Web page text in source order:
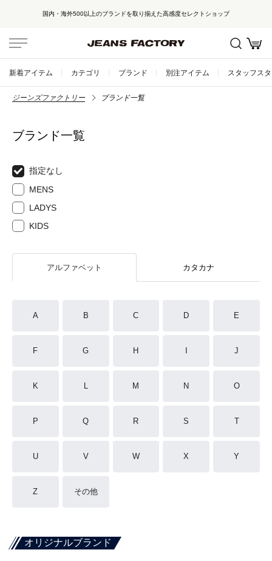
国内・海外500以上のブランドを取り揃えた高感度セレクトショップ
新着アイテム カテゴリ ブランド 別注アイテム スタッフス
ジーンズファクトリー ブランド一覧
ブランド一覧
指定なし
MENS
LADYS
KIDS
アルファベット カタカナ
A B C D E
F G H J
K L M N O
P Q R S T
U V W X Y
Z その他
オリジナルブランド